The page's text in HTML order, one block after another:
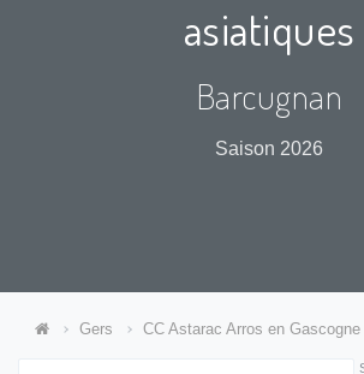
asiatiques
Barcugnan
Saison 2026
Gers CC Astarac Arros en Gascogne